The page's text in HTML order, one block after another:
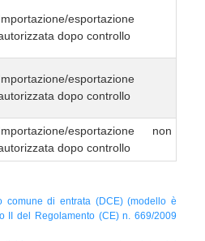
esportazione
dopo controllo
esportazione
dopo controllo
esportazione non
dopo controllo
comune di entrata (DCE) (modello è
II del Regolamento (CE) n. 669/2009